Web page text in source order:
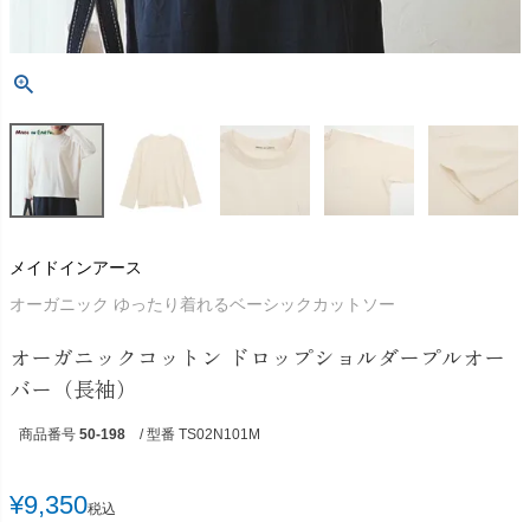
メイドインアース
オーガニック ゆったり着れるベーシックカットソー
オーガニックコットン ドロップショルダープルオー
バー（長袖）
商品番号 50-198 / 型番 TS02N101M
¥9,350税込